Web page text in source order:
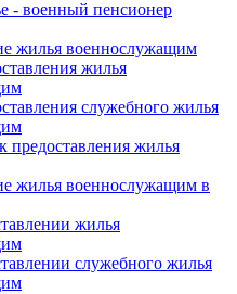
- военный пенсионер
жилья военнослужащим
жилья
служебного жилья
предоставления жилья
жилья военнослужащим в
жилья
служебного жилья